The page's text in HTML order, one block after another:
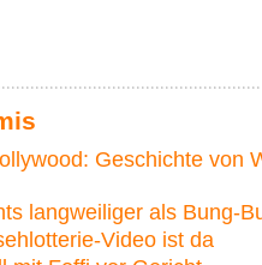
Geschichte von
langweiliger als Bung-
Video ist da